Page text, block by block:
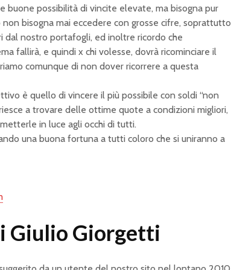
buone possibilità di vincite elevate, ma bisogna pur
bisogna mai eccedere con grosse cifre, soprattutto
dal nostro portafogli, ed inoltre ricordo che
fallirà, e quindi x chi volesse, dovrà ricominciare il
comunque di non dover ricorrere a questa
è quello di vincere il più possibile con soldi “non
a trovare delle ottime quote a condizioni migliori,
in luce agli occhi di tutti.
una buona fortuna a tutti coloro che si uniranno a
Giulio Giorgetti